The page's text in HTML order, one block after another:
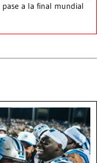
a la final mundial